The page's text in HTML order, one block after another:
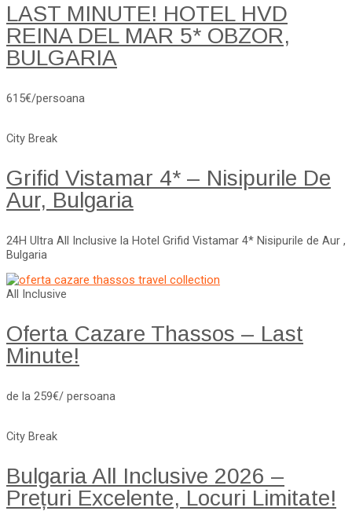
LAST MINUTE! HOTEL HVD
REINA DEL MAR 5* OBZOR,
BULGARIA
615€/persoana
City Break
Grifid Vistamar 4* – Nisipurile De
Aur, Bulgaria
24H Ultra All Inclusive la Hotel Grifid Vistamar 4* Nisipurile de Aur ,
Bulgaria
All Inclusive
Oferta Cazare Thassos – Last
Minute!
de la 259€/ persoana
City Break
Bulgaria All Inclusive 2026 –
Prețuri Excelente, Locuri Limitate!